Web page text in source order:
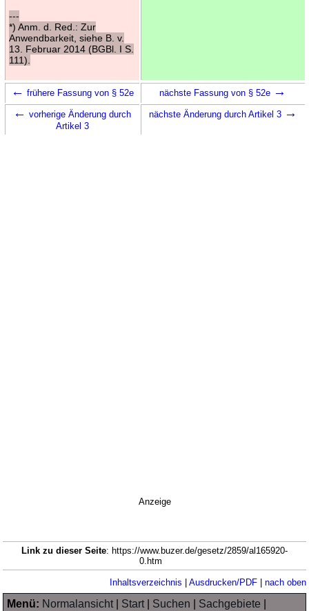
---
*) Anm. d. Red.: Zur
Anwendbarkeit, siehe B. v.
13. Februar 2014 (BGBl. I S.
111).
← frühere Fassung von § 52e nächste Fassung von § 52e →
← vorherige Änderung durch
Artikel 3
nächste Änderung durch Artikel 3 →
Anzeige
Link zu dieser Seite: https://www.buzer.de/gesetz/2859/al165920-
0.htm
Inhaltsverzeichnis | Ausdrucken/PDF| nach oben
Menü: Normalansicht| Start| Suchen Sachgebiete